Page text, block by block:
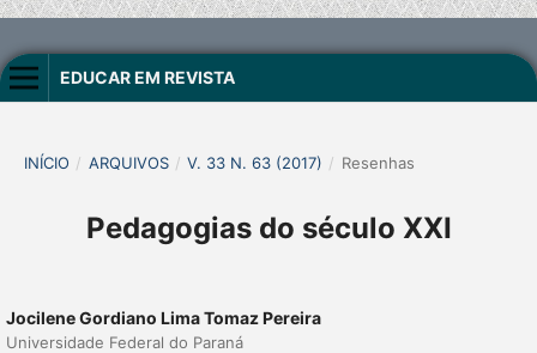
EDUCAR EM REVISTA
INÍCIO / ARQUIVOS / V. 33 N. 63 (2017) / Resenhas
Pedagogias do século XXI
Jocilene Gordiano Lima Tomaz Pereira
Universidade Federal do Paraná